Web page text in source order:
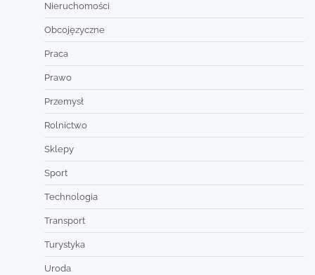
Nieruchomości
Obcojęzyczne
Praca
Prawo
Przemysł
Rolnictwo
Sklepy
Sport
Technologia
Transport
Turystyka
Uroda